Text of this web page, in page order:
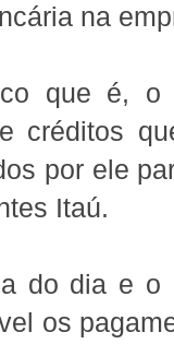
na
que é, o
créditos
por ele
Itaú.
do dia e o
os